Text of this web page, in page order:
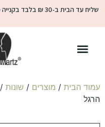
עמוד הבית / מוצרים / שונות /
הרגל